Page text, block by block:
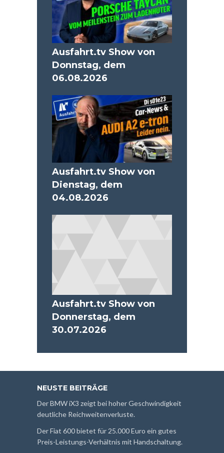
Ausfahrt.tv Show von
Donnstag, dem
06.08.2026
Ausfahrt.tv Show von
Dienstag, dem
04.08.2026
Ausfahrt.tv Show von
Donnerstag, dem
30.07.2026
NEUSTE BEITRÄGE
Der BMW iX3 zeigt bei hoher Geschwindigkeit
deutliche Reichweitenverluste.
Der Fiat 600 bietet für 25.000 Euro ein gutes
Preis-Leistungs-Verhältnis mit Handschaltung.